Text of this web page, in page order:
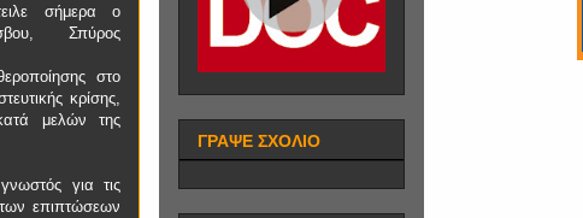
σήμερα ο
Σπύρος
στο
κρίσης,
μελών της
για τις
επιπτώσεων
ΓΡΑΨΕ ΣΧΟΛΙΟ